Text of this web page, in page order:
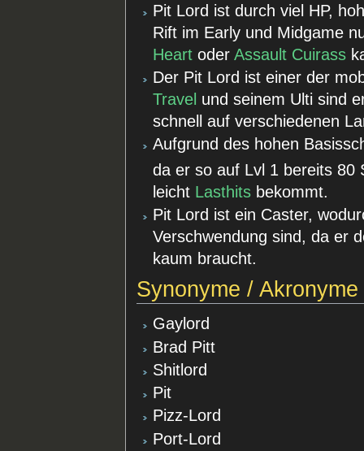
Pit Lord ist durch viel HP,
Rift im Early und Midgame
Heart oderAssault Cuirass
Der Pit Lord ist einer der
Travel und seinem Ulti sind
schnell auf verschiedenen
Aufgrund des hohen
da er so auf Lvl 1 bereits 80
leicht Lasthits bekommt.
Pit Lord ist ein Caster,
Verschwendung sind, da er
kaum braucht.
Synonyme / Akronyme
Gaylord
Brad Pitt
Shitlord
Pit
Pizz-Lord
Port-Lord